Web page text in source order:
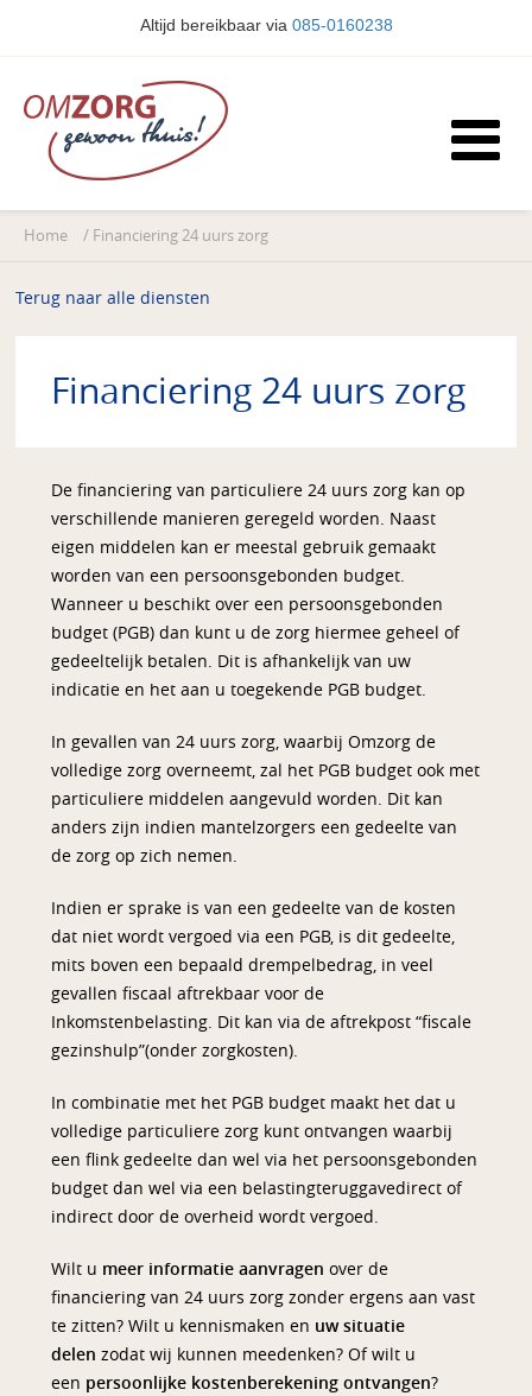
Altijd bereikbaar via 085-0160238
Home / Financiering 24 uurs zorg
Terug naar alle diensten
Financiering 24 uurs zorg
De financiering van particuliere 24 uurs zorg kan op
verschillende manieren geregeld worden. Naast
eigen middelen kan er meestal gebruik gemaakt
worden van een persoonsgebonden budget.
Wanneer u beschikt over een persoonsgebonden
budget (PGB) dan kunt u de zorg hiermee geheel of
gedeeltelijk betalen. Dit is afhankelijk van uw
indicatie en het aan u toegekende PGB budget.
In gevallen van 24 uurs zorg, waarbij Omzorg de
volledige zorg overneemt, zal het PGB budget ook met
particuliere middelen aangevuld worden. Dit kan
anders zijn indien mantelzorgers een gedeelte van
de zorg op zich nemen.
Indien er sprake is van een gedeelte van de kosten
dat niet wordt vergoed via een PGB, is dit gedeelte,
mits boven een bepaald drempelbedrag, in veel
gevallen fiscaal aftrekbaar voor de
Inkomstenbelasting. Dit kan via de aftrekpost “fiscale
gezinshulp”(onder zorgkosten).
In combinatie met het PGB budget maakt het dat u
volledige particuliere zorg kunt ontvangen waarbij
een flink gedeelte dan wel via het persoonsgebonden
budget dan wel via een belastingteruggavedirect of
indirect door de overheid wordt vergoed.
Wilt u meer informatie aanvragenover de
financiering van 24 uurs zorg zonder ergens aan vast
te zitten? Wilt u kennismaken en uw situatie
delen zodat wij kunnen meedenken? Of wilt u
een persoonlijke kostenberekening ontvangen?